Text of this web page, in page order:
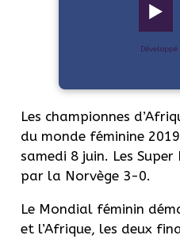
▶️
Développé
Les championnes
du monde féminine
samedi 8 juin. Les
par la Norvège 3-0.
Le Mondial féminin
et l’Afrique, les deux